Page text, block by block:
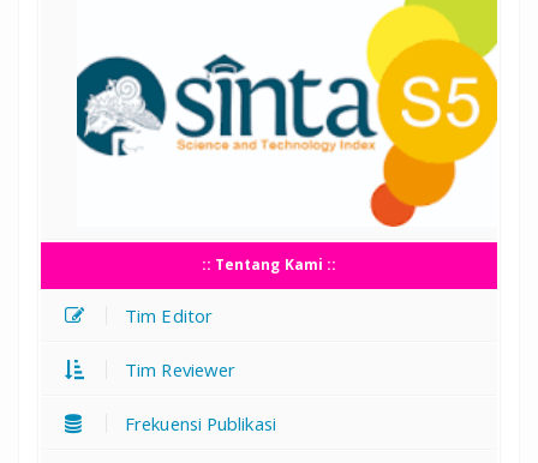
:: Tentang Kami ::
Tim Editor
Tim Reviewer
Frekuensi Publikasi